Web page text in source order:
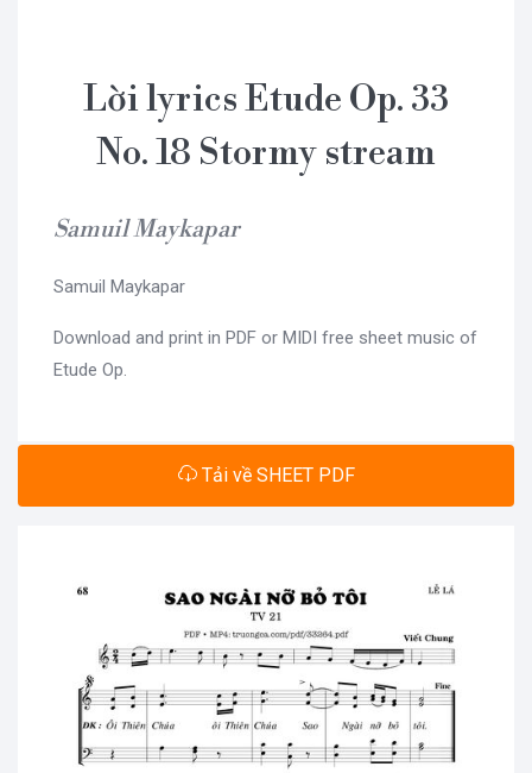
Lời lyrics Etude Op. 33
No. 18 Stormy stream
Samuil Maykapar
Samuil Maykapar
Download and print in PDF or MIDI free sheet music of
Etude Op.
Tải về SHEET PDF